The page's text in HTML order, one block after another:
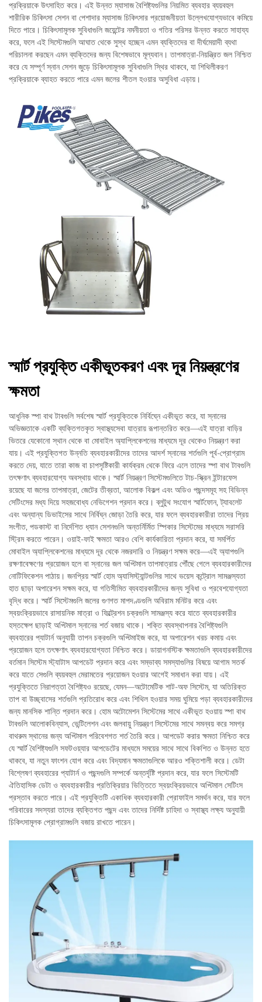
প্রক্রিয়াকে উৎসাহিত করে। এই উন্নত ম্যাসাজ বৈশিষ্ট্যগুলির নিয়মিত ব্যবহার ব্যয়বহুল
শারীরিক চিকিৎসা সেশন বা পেশাদার ম্যাসাজ চিকিৎসার প্রয়োজনীয়তা উল্লেখযোগ্যভাবে কমিয়ে
দিতে পারে। চিকিৎসামূলক সুবিধাগুলি জয়েন্টের নমনীয়তা ও গতির পরিসর উন্নত করতে সাহায্য
করে, ফলে এই সিস্টেমগুলি আঘাত থেকে সুস্থ হচ্ছেন এমন ব্যক্তিদের বা দীর্ঘমেয়াদী ব্যথা
পরিচালনা করছেন এমন ব্যক্তিদের জন্য বিশেষভাবে মূল্যবান। তাপমাত্রা-নিয়ন্ত্রিত জল নিশ্চিত
করে যে সম্পূর্ণ স্নান সেশন জুড়ে চিকিৎসামূলক সুবিধাগুলি স্থির থাকবে, যা শিথিলীকরণ
প্রক্রিয়াকে ব্যাহত করতে পারে এমন জলের শীতল হওয়ার অসুবিধা এড়ায়।
স্মার্ট প্রযুক্তি একীভূতকরণ এবং দূর নিয়ন্ত্রণের
ক্ষমতা
আধুনিক স্পা বাথ টাবগুলি সর্বশেষ স্মার্ট প্রযুক্তিকে নির্বিঘ্নে একীভূত করে, যা স্নানের
অভিজ্ঞতাকে একটি ব্যক্তিগতকৃত স্বাস্থ্যসেবা যাত্রায় রূপান্তরিত করে—এই যাত্রা বাড়ির
ভিতরে যেকোনো স্থান থেকে বা মোবাইল অ্যাপ্লিকেশনের মাধ্যমে দূর থেকেও নিয়ন্ত্রণ করা
যায়। এই প্রযুক্তিগত উন্নতি ব্যবহারকারীদের তাদের আদর্শ স্নানের শর্তগুলি পূর্ব-প্রোগ্রাম
করতে দেয়, যাতে তারা কাজ বা চাপসৃষ্টিকারী কার্যক্রম থেকে ফিরে এলে তাদের স্পা বাথ টাবগুলি
তৎক্ষণাৎ ব্যবহারযোগ্য অবস্থায় থাকে। স্মার্ট নিয়ন্ত্রণ সিস্টেমগুলিতে টাচ-স্ক্রিন ইন্টারফেস
রয়েছে যা জলের তাপমাত্রা, জেটের তীব্রতা, আলোক বিকল্প এবং অডিও পছন্দসমূহ সহ বিভিন্ন
সেটিংসের মধ্য দিয়ে সহজবোধ্য নেভিগেশন প্রদান করে। ব্লুটুথ সংযোগ স্মার্টফোন, ট্যাবলেট
এবং অন্যান্য ডিভাইসের সাথে নির্বিঘ্ন জোড়া তৈরি করে, যার ফলে ব্যবহারকারীরা তাদের প্রিয়
সংগীত, পডকাস্ট বা নির্দেশিত ধ্যান সেশনগুলি অন্তর্নির্মিত স্পিকার সিস্টেমের মাধ্যমে সরাসরি
স্ট্রিম করতে পারেন। ওয়াই-ফাই ক্ষমতা আরও বেশি কার্যকারিতা প্রদান করে, যা সমর্পিত
মোবাইল অ্যাপ্লিকেশনের মাধ্যমে দূর থেকে নজরদারি ও নিয়ন্ত্রণ সক্ষম করে—এই অ্যাপগুলি
রক্ষণাবেক্ষণের প্রয়োজন হলে বা স্নানের জল অপ্টিমাল তাপমাত্রায় পৌঁছে গেলে ব্যবহারকারীদের
নোটিফিকেশন পাঠায়। জনপ্রিয় স্মার্ট হোম অ্যাসিস্ট্যান্টগুলির সাথে ভয়েস কন্ট্রোল সামঞ্জস্যতা
হাত ছাড়া অপারেশন সক্ষম করে, যা গতিসীমিত ব্যবহারকারীদের জন্য সুবিধা ও প্রবেশযোগ্যতা
বৃদ্ধি করে। স্মার্ট সিস্টেমগুলি জলের গুণগত মাপদণ্ডগুলি অবিরাম মনিটর করে এবং
স্বয়ংক্রিয়ভাবে রাসায়নিক মাত্রা ও ফিল্ট্রেশন চক্রগুলি সামঞ্জস্য করে যাতে ব্যবহারকারীর
হস্তক্ষেপ ছাড়াই অপ্টিমাল স্নানের শর্ত বজায় থাকে। শক্তি ব্যবস্থাপনার বৈশিষ্ট্যগুলি
ব্যবহারের প্যাটার্ন অনুযায়ী তাপন চক্রগুলি অপ্টিমাইজ করে, যা অপারেশন খরচ কমায় এবং
প্রয়োজন হলে তৎক্ষণাৎ ব্যবহারযোগ্যতা নিশ্চিত করে। ডায়াগনস্টিক ক্ষমতাগুলি ব্যবহারকারীদের
বর্তমান সিস্টেম স্ট্যাটাস আপডেট প্রদান করে এবং সম্ভাব্য সমস্যাগুলির বিষয়ে আগাম সতর্ক
করে যাতে সেগুলি ব্যয়বহুল মেরামতের প্রয়োজন হওয়ার আগেই সমাধান করা যায়। এই
প্রযুক্তিতে নিরাপত্তা বৈশিষ্ট্যও রয়েছে, যেমন—অটোমেটিক শাট-অফ সিস্টেম, যা অতিরিক্ত
তাপ বা উচ্ছ্বাসের শর্তগুলি প্রতিরোধ করে এবং শিথিল হওয়ার সময় ঘুমিয়ে পড়া ব্যবহারকারীদের
জন্য মানসিক শান্তি প্রদান করে। হোম অটোমেশন সিস্টেমের সাথে একীভূত হওয়ায় স্পা বাথ
টাবগুলি আলোকবিন্যাস, ভেন্টিলেশন এবং জলবায়ু নিয়ন্ত্রণ সিস্টেমের সাথে সমন্বয় করে সমগ্র
বাথরুম স্থানের জন্য অপ্টিমাল পরিবেশগত শর্ত তৈরি করে। আপডেট করার ক্ষমতা নিশ্চিত করে
যে স্মার্ট বৈশিষ্ট্যগুলি সফটওয়্যার আপডেটের মাধ্যমে সময়ের সাথে সাথে বিকশিত ও উন্নত হতে
থাকবে, যা নতুন ফাংশন যোগ করে এবং বিদ্যমান ক্ষমতাগুলিকে আরও শক্তিশালী করে। ডেটা
বিশ্লেষণ ব্যবহারের প্যাটার্ন ও পছন্দগুলি সম্পর্কে অন্তর্দৃষ্টি প্রদান করে, যার ফলে সিস্টেমটি
ঐতিহাসিক ডেটা ও ব্যবহারকারীর প্রতিক্রিয়ার ভিত্তিতে স্বয়ংক্রিয়ভাবে অপ্টিমাল সেটিংস
প্রস্তাব করতে পারে। এই প্রযুক্তিটি একাধিক ব্যবহারকারী প্রোফাইল সমর্থন করে, যার ফলে
পরিবারের সদস্যরা তাদের ব্যক্তিগত পছন্দ এবং তাদের নির্দিষ্ট চাহিদা ও স্বাস্থ্য লক্ষ্য অনুযায়ী
চিকিৎসামূলক প্রোগ্রামগুলি বজায় রাখতে পারেন।